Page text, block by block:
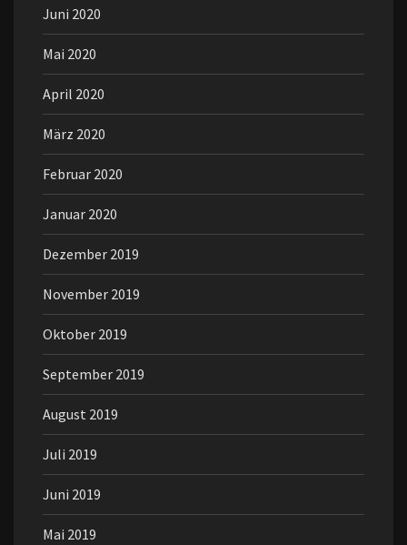
Juni 2020
Mai 2020
April 2020
März 2020
Februar 2020
Januar 2020
Dezember 2019
November 2019
Oktober 2019
September 2019
August 2019
Juli 2019
Juni 2019
Mai 2019